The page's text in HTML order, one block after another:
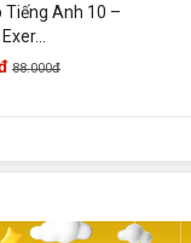
Tiếng Anh 10 –
88.000đ